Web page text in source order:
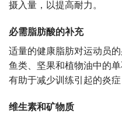
摄入量，以提高耐力。
必需脂肪酸的补充
适量的健康脂肪对运动员
鱼类、坚果和植物油中的
有助于减少训练引起的炎症
维生素和矿物质